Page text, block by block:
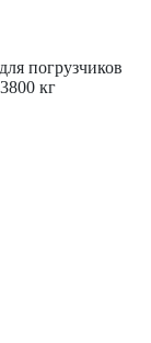
погрузчиков
кг